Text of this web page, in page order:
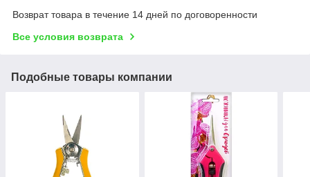
Возврат товара в течение 14 дней по договоренности
Все условия возврата
Подобные товары компании